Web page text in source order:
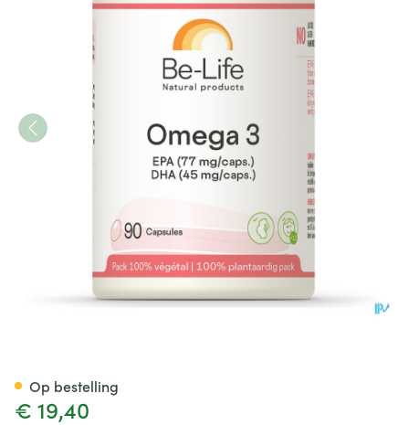
€ 19,40
Op bestelling